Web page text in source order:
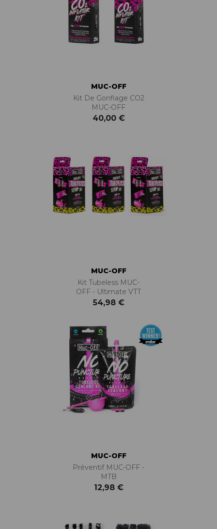
MUC-OFF
Kit De Gonflage CO2
MUC-OFF
40,00 €
MUC-OFF
Kit Tubeless MUC-
OFF - Ultimate VTT
54,98 €
MUC-OFF
Préventif MUC-OFF -
MTB
12,98 €